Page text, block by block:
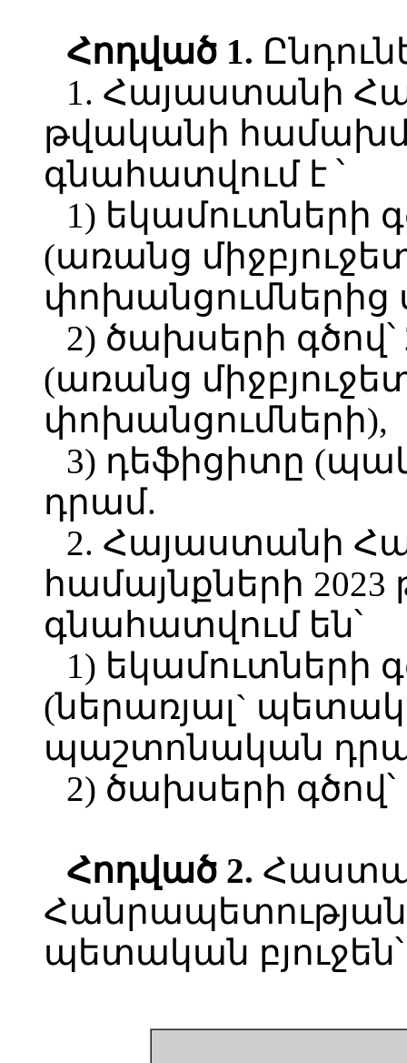
Հոդված 1.
1. Հայաստանի
թվականի
գնահատվում է ՝
1) եկամուտների
(առանց
փոխանցումներից
2) ծախսերի գծով՝
(առանց
փոխանցումների),
3) դեֆիցիտը
դրամ.
2. Հայաստանի
համայնքների
գնահատվում են՝
1) եկամուտների
(ներառյալ`
պաշտոնական
2) ծախսերի գծով՝
Հոդված 2.
Հանրապետության
պետական բյուջեն՝